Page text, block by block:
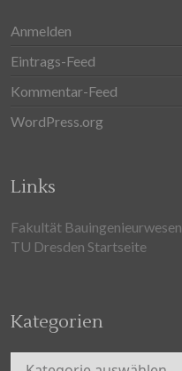
Anmelden
Eintrags-Feed
Kommentar-Feed
WordPress.org
Links
Fakultät Bauingenieurwesen
TU Dresden Startseite
Kategorien
Kategorien